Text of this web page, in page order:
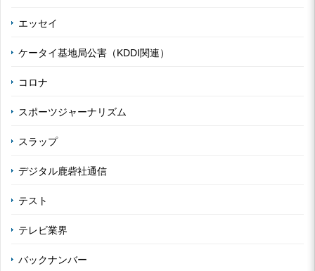
エッセイ
ケータイ基地局公害（KDDI関連）
コロナ
スポーツジャーナリズム
スラップ
デジタル鹿砦社通信
テスト
テレビ業界
バックナンバー